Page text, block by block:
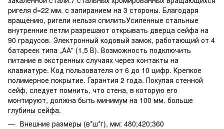
ригеля d=22 мм. с запиранием на 3 стороны. Благодаря
вращению, ригели нельзя спилитьУсиленные стальные
внутренние петли разрешают открывать дверца сейфа на
90 градусов. Электронный кодовый замок, работающий от 4
батареек типа „АА” (1,5 В). Возможность подключить
питание в экстренных случаях через контакты на
клавиатуре. Код пользователя от 6 до 10 цифр. Крепкое
полимерное покрытие. Гарантия 2 года. Покупая стенной
сейф, следует помнить, что стена, в которую его
монтируют, должна быть минимум на 100 мм. больше
глубины сейфа.
Внешние размеры (в*ш*г), мм: 480;420;360